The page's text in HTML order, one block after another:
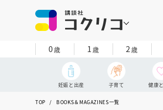
0歳 1歳 2歳
妊娠と出産 子育て 健康
TOP BOOKS＆MAGAZINES一覧